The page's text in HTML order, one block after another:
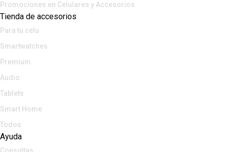
Promociones en Celulares y Accesorios
Tienda de accesorios
Para tu celu
Smartwatches
Premium
Audio
Tablets
Smart Home
Todos
Ayuda